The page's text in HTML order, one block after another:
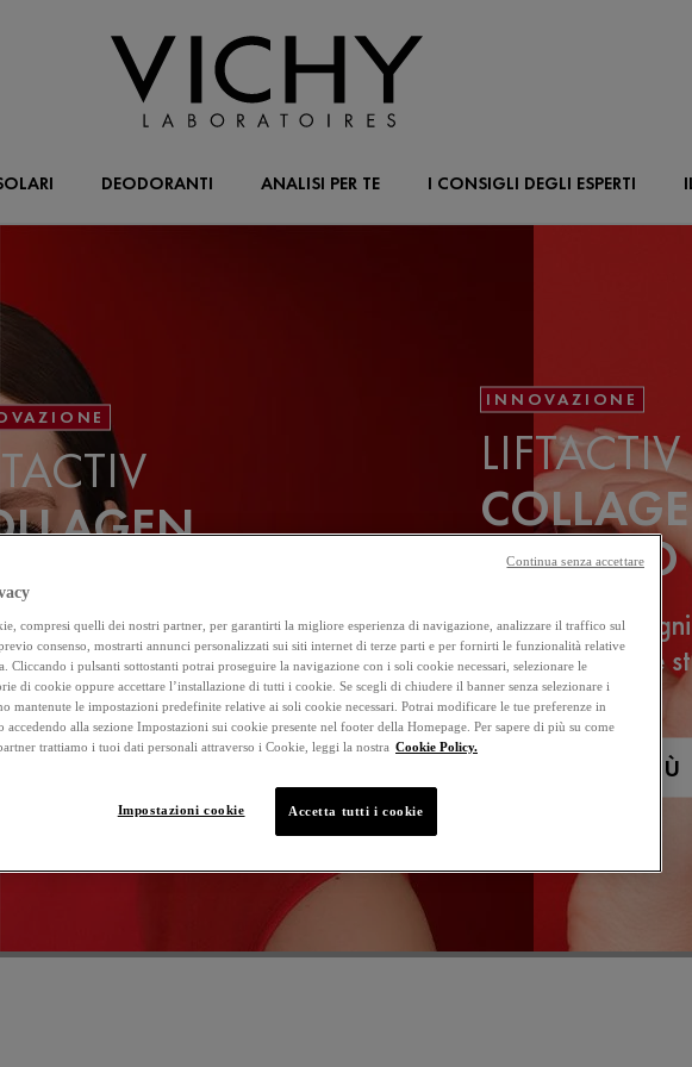
DEODORANTI ANALISI PER TE I CONSIGLI DEGLI ESPERTI
alimentare con 3 azioni**: Pelle,
Unghie. Clinicamente testato.
IL PRODOTTO
INNOVAZIONE
LIFTACTIV
16 SIERO
Corregge 16
Technology, che
collagene**.
SCOPRI DI PIÙ
compresi quelli dei nostri partner, per garantirti la migliore esperienza di navigazione, analizzare il traffico sul
consenso, mostrarti annunci personalizzati sui siti internet di terze parti e per fornirti le funzionalità relative
Cliccando i pulsanti sottostanti potrai proseguire la navigazione con i soli cookie necessari, selezionare le
di cookie oppure accettare l’installazione di tutti i cookie. Se scegli di chiudere il banner senza selezionare i
mantenute le impostazioni predefinite relative ai soli cookie necessari. Potrai modificare le tue preferenze in
accedendo alla sezione Impostazioni sui cookie presente nel footer della Homepage. Per sapere di più su come
trattiamo i tuoi dati personali attraverso i Cookie, leggi la nostra Cookie Policy.
Impostazioni cookie Accetta tutti i cookie
Continua senza accettare